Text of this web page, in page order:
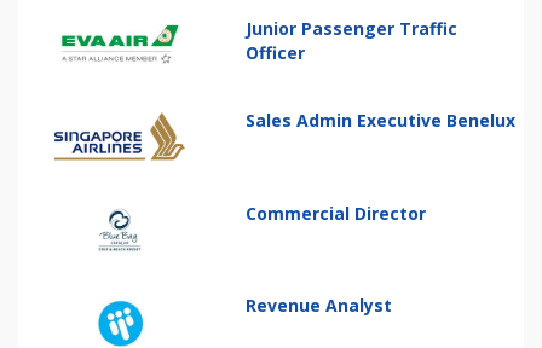
Junior Passenger Traffic
Officer
Sales Admin Executive Benelux
Commercial Director
Revenue Analyst